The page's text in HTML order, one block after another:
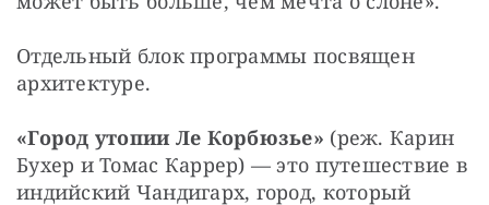
Отдельный блок программы посвящен
архитектуре.
«Город утопии Ле Корбюзье» (реж. Карин
Бухер и Томас Каррер) — это путешествие в
индийский Чандигарх, город, который